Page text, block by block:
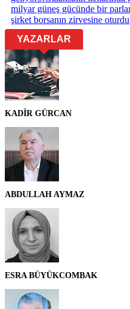
milyar güneş gücünde bir
şirket borsanın zirvesine oturdu
YAZARLAR
KADİR GÜRCAN
ABDULLAH AYMAZ
ESRA BÜYÜKCOMBAK